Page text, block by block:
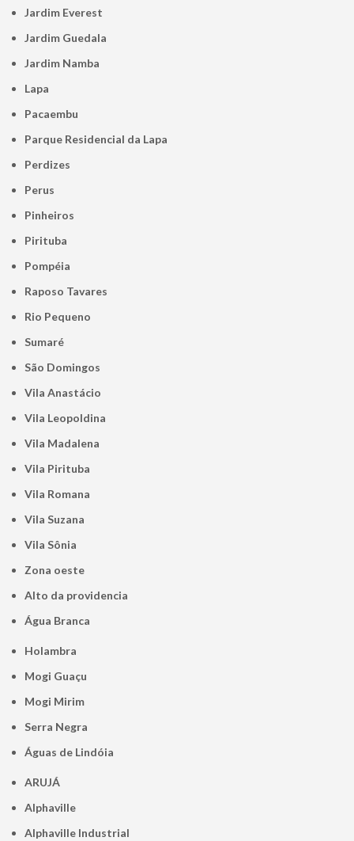
Jardim Everest
Jardim Guedala
Jardim Namba
Lapa
Pacaembu
Parque Residencial da Lapa
Perdizes
Perus
Pinheiros
Pirituba
Pompéia
Raposo Tavares
Rio Pequeno
Sumaré
São Domingos
Vila Anastácio
Vila Leopoldina
Vila Madalena
Vila Pirituba
Vila Romana
Vila Suzana
Vila Sônia
Zona oeste
alto da providencia
Água Branca
Holambra
Mogi Guaçu
Mogi Mirim
Serra Negra
Águas de Lindóia
ARUJÁ
Alphaville
Alphaville Industrial